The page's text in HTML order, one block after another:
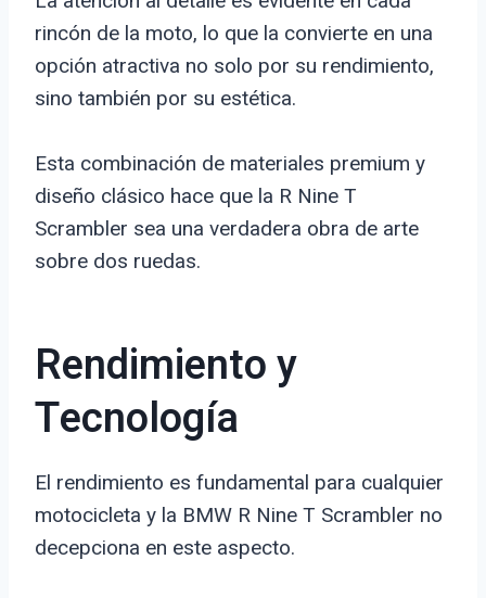
rincón de la moto, lo que la convierte en una
opción atractiva no solo por su rendimiento,
sino también por su estética.
Esta combinación de materiales premium y
diseño clásico hace que la R Nine T
Scrambler sea una verdadera obra de arte
sobre dos ruedas.
Rendimiento y
Tecnología
El rendimiento es fundamental para cualquier
motocicleta y la BMW R Nine T Scrambler no
decepciona en este aspecto.